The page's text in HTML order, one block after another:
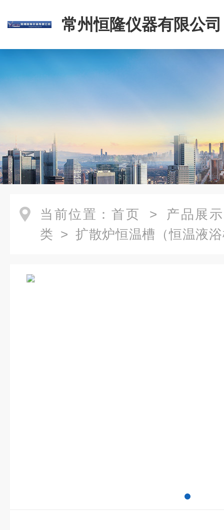
常州恒隆仪器有限公司
当前位置： 首页 > 产品展示
类 > 扩散炉恒温槽（恒温液